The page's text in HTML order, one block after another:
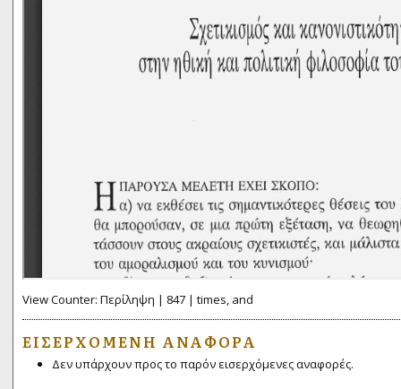
View Counter: Περίληψη | 847 | times, and
ΕΙΣΕΡΧΌΜΕΝΗ ΑΝΑΦΟΡΆ
Δεν υπάρχουν προς το παρόν εισερχόμενες αναφορές.